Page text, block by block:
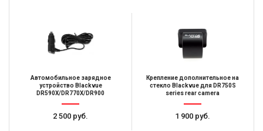
Автомобильное зарядное
устройство Blackvue
DR590X/DR770X/DR900
2 500 руб.
Крепление дополнительное на
стекло Blackvue для DR750S
series rear camera
1 900 руб.